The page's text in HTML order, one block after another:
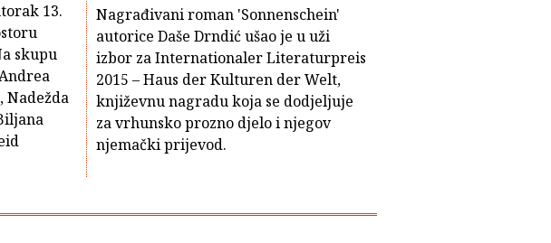
13.
skupu
Nadežda
Nagrađivani roman 'Sonnenschein'
autorice Daše Drndić ušao je u uži
izbor za Internationaler Literaturpreis
2015 – Haus der Kulturen der Welt,
književnu nagradu koja se dodjeljuje
za vrhunsko prozno djelo i njegov
njemački prijevod.